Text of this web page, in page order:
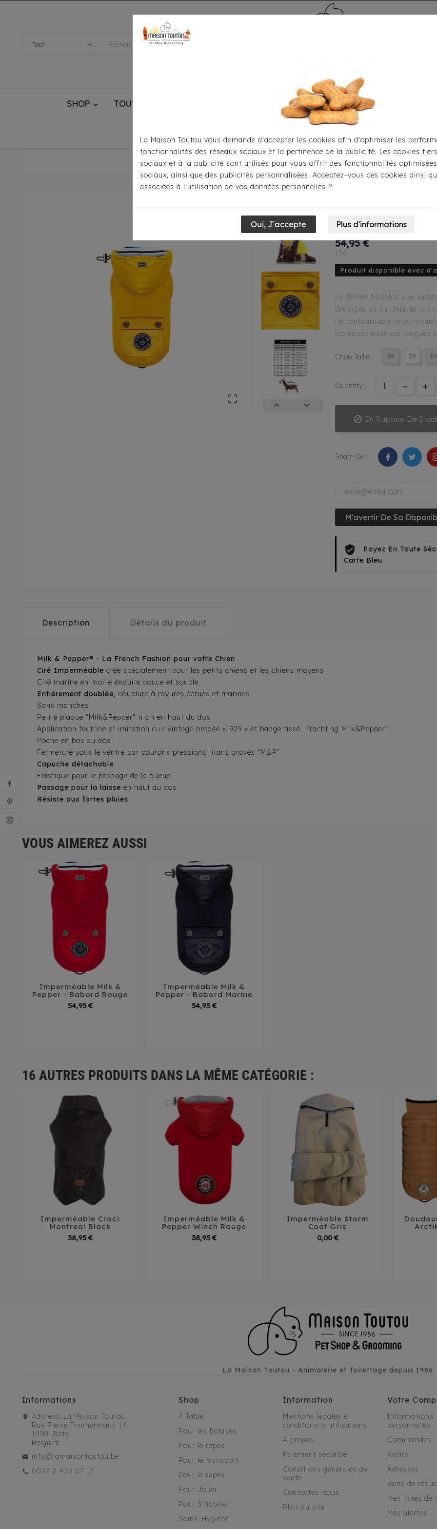
SHOP TOUTOU® HANDMADE MÉDAILLE - PET ID TAG TOILETTAGE
Accueil Pour S'habiller Imperméables Imperméable Milk & Pepper

 
Imperméable
Babord Jaune
54,95 €
TTC
Produit disponible avec
Le thème Matelot, aux
Bretagne et au-delà de ses
l'incontournable
iconiques pour vos longues
Choix Taille : 26 29 32
Quantity :
 En Rupture De
Share On :
M'avertir De Sa
Payez En Toute
Carte Bleu
Description Détails du produit
Milk & Pepper® - La French Fashion pour votre Chien
Ciré Imperméable créé spécialement pour les petits chiens et les chiens moyens
Ciré marine en maille enduite douce et souple
Entièrement doublée, doublure à rayures écrues et marines
Sans manches
Petite plaque "Milk&Pepper" titan en haut du dos
Application feutrine et imitation cuir vintage brodée «1929 » et badge tissé "Yachting Milk&Pepper"
Poche en bas du dos
Fermeture sous le ventre par boutons pressions titans gravés "M&P"
Capuche détachable
Élastique pour le passage de la queue
Passage pour la laisse en haut du dos
Résiste aux fortes pluies
VOUS AIMEREZ AUSSI
  
Imperméable Milk &
Pepper - Babord Rouge
54,95 €Prix
  
Imperméable Milk &
Pepper - Babord Marine
54,95 €Prix
16 AUTRES PRODUITS DANS LA MÊME CATÉGORIE :
  
Imperméable Croci
Montreal Black
38,95 €Prix
  
Imperméable Milk &
Pepper Winch Rouge
38,95 €Prix
  
Imperméable Storm
Coat Gris
0,00 €Prix

La Maison Toutou - Animalerie et Toilettage depuis 1986
Informations
Address: La Maison Toutou
Rue Pierre Timmermans 14
1090 Jette
Belgium
info@lamaisontoutou.be
0032 2 425 07 17
Shop
À Table
Pour les balades
Pour le repos
Pour le transport
Pour le repas
Pour Jouer
Pour S'habiller
Soins-Hygiène
Information
Mentions légales et
conditions d'utilisations
A propos
Paiement sécurisé
Conditions générales de
vente
Contactez-nous
Plan du site
Votre
Informations
personnelles
Commandes
Avoirs
Adresses
Bons de
Mes listes de
Mes alertes
La Maison Toutou vous demande d'accepter les cookies afin d'optimiser les
fonctionnalités des réseaux sociaux et la pertinence de la publicité. Les cookies
sociaux et à la publicité sont utilisés pour vous offrir des fonctionnalités
sociaux, ainsi que des publicités personnalisées. Acceptez-vous ces cookies ainsi
associées à l'utilisation de vos données personnelles ?